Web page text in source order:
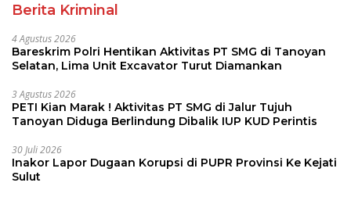
Berita Kriminal
4 Agustus 2026
Bareskrim Polri Hentikan Aktivitas PT SMG di Tanoyan
Selatan, Lima Unit Excavator Turut Diamankan
3 Agustus 2026
PETI Kian Marak ! Aktivitas PT SMG di Jalur Tujuh
Tanoyan Diduga Berlindung Dibalik IUP KUD Perintis
30 Juli 2026
Inakor Lapor Dugaan Korupsi di PUPR Provinsi Ke Kejati
Sulut